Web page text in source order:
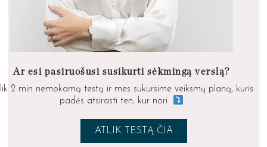
Ar esi pasiruošusi susikurti sėkmingą verslą?
2 min nemokamą testą ir mes sukursime veiksmų planą, kuris
padės atsirasti ten, kur nori.
ATLIK TESTĄ ČIA